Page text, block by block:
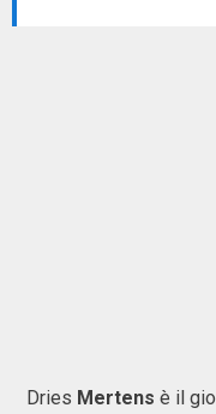
Dries Mertens è il